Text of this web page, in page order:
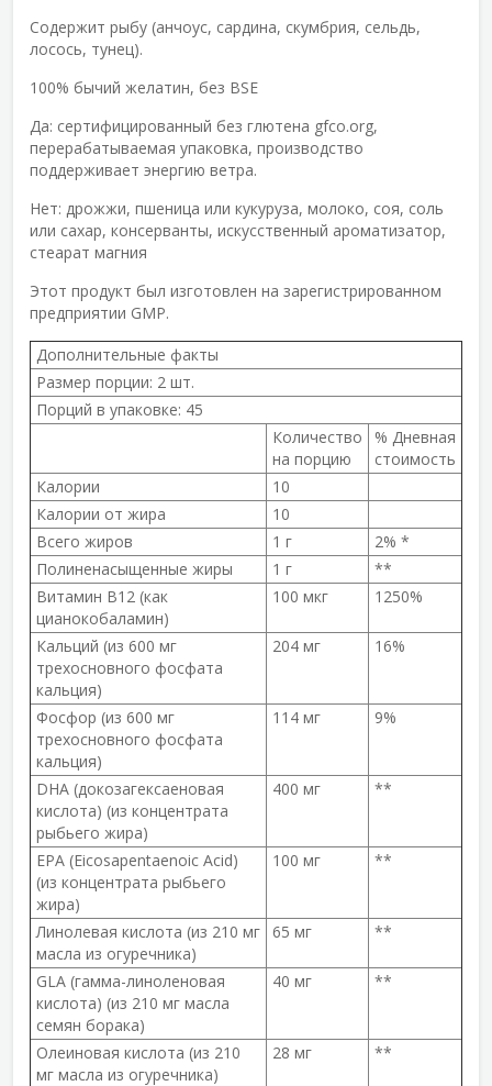
Содержит рыбу (анчоус, сардина, скумбрия, сельдь,
лосось, тунец).
100% бычий желатин, без BSE
Да: сертифицированный без глютена gfco.org,
перерабатываемая упаковка, производство
поддерживает энергию ветра.
Нет: дрожжи, пшеница или кукуруза, молоко, соя, соль
или сахар, консерванты, искусственный ароматизатор,
стеарат магния
Этот продукт был изготовлен на зарегистрированном
предприятии GMP.
Дополнительные факты
Размер порции: 2 шт.
Порций в упаковке: 45
Количество
на порцию
% Дневная
стоимость
Калории
10
Калории от жира
10
Всего жиров
1 г
2% *
Полиненасыщенные жиры
1 г
**
Витамин B12 (как
цианокобаламин)
100 мкг 1250%
Кальций (из 600 мг
трехосновного фосфата
кальция)
204 мг 16%
Фосфор (из 600 мг
трехосновного фосфата
кальция)
114 мг 9%
DHA (докозагексаеновая
кислота) (из концентрата
рыбьего жира)
400 мг **
EPA (Eicosapentaenoic Acid)
(из концентрата рыбьего
жира)
100 мг **
Линолевая кислота (из 210 мг
масла из огуречника)
65 мг **
GLA (гамма-линоленовая
кислота) (из 210 мг масла
семян борака)
40 мг **
Олеиновая кислота (из 210
мг масла из огуречника)
28 мг **